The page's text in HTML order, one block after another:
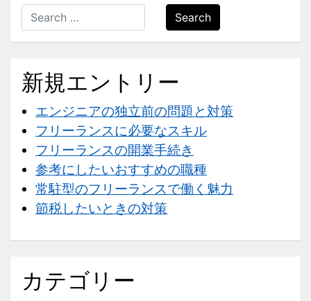
Search
新規エントリー
エンジニアの独立前の問題と対策
フリーランスに必要なスキル
フリーランスの開業手続き
参考にしたいおすすめの職種
常駐型のフリーランスで働く魅力
節税したいときの対策
カテゴリー